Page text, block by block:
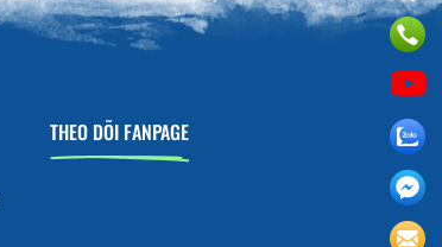
THEO DÕI FANPAGE